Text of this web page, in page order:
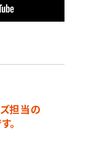
担当の
。